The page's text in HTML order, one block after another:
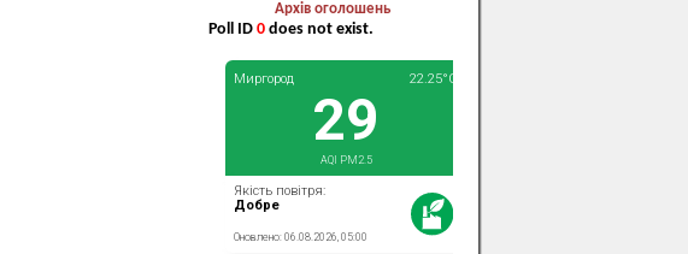
Архів оголошень
Poll ID 0 does not exist.